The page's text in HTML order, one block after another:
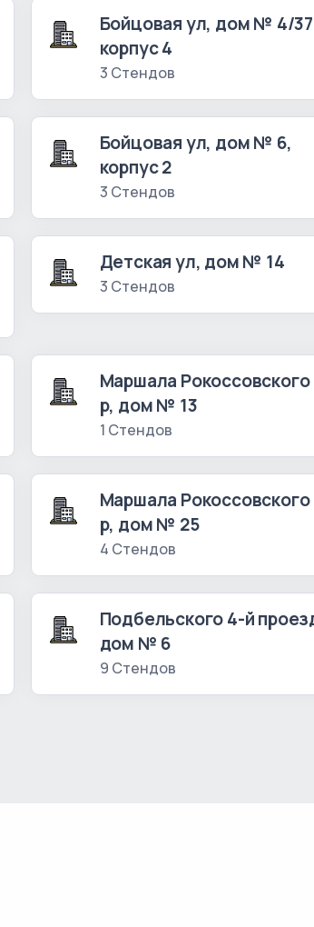
Бойцовая ул, дом № 4/
корпус 4
3 Стендов
Бойцовая ул, дом № 6,
корпус 2
3 Стендов
Детская ул, дом № 14
3 Стендов
Маршала Рокоссовского
р, дом № 13
1 Стендов
Маршала Рокоссовского
р, дом № 25
4 Стендов
Подбельского 4-й
дом № 6
9 Стендов